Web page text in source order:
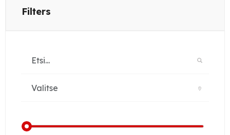
Filters